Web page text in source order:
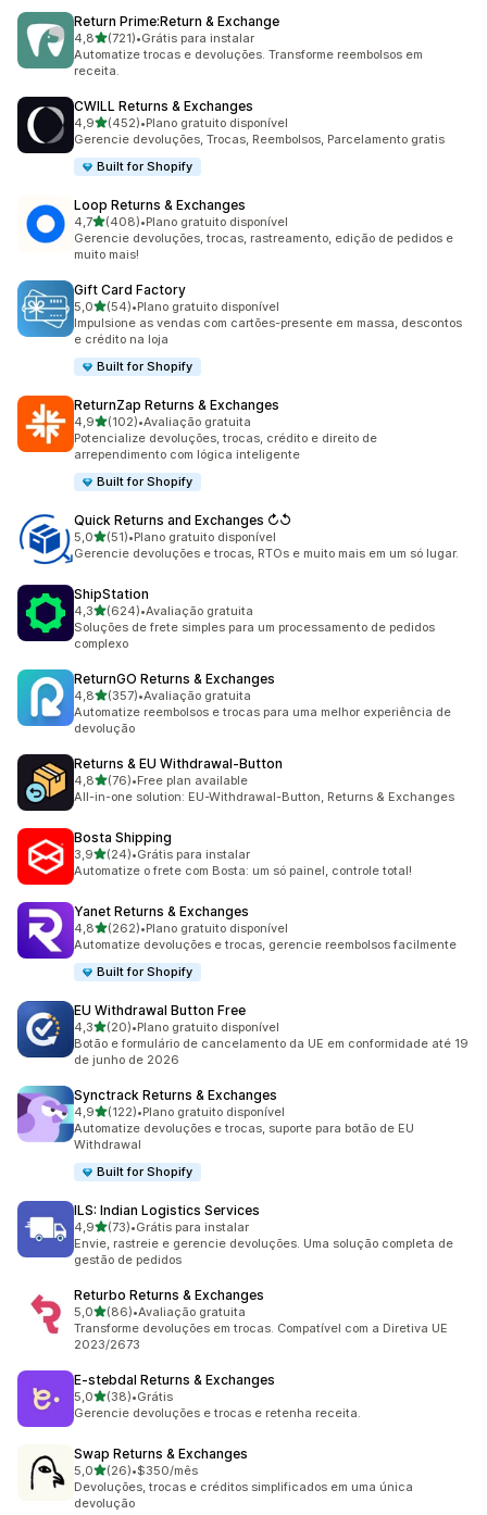
Return Prime:Return & Exchange
4,8de 5 estrelas
(721)
721 avaliações ao todo
•Grátis para instalar
Automatize trocas e devoluções. Transforme reembolsos em
receita.
CWILL Returns & Exchanges
4,9de 5 estrelas
(452)
452 avaliações ao todo
•Plano gratuito disponível
Gerencie devoluções, Trocas, Reembolsos, Parcelamento gratis
Built for Shopify
Loop Returns & Exchanges
4,7de 5 estrelas
(408)
408 avaliações ao todo
•Plano gratuito disponível
Gerencie devoluções, trocas, rastreamento, edição de pedidos e
muito mais!
Gift Card Factory
5,0de 5 estrelas
(54)
54 avaliações ao todo
•Plano gratuito disponível
Impulsione as vendas com cartões-presente em massa, descontos
e crédito na loja
Built for Shopify
ReturnZap Returns & Exchanges
4,9de 5 estrelas
(102)
102 avaliações ao todo
•Avaliação gratuita
Potencialize devoluções, trocas, crédito e direito de
arrependimento com lógica inteligente
Built for Shopify
Quick Returns and Exchanges ↻↺
5,0de 5 estrelas
(51)
51 avaliações ao todo
•Plano gratuito disponível
Gerencie devoluções e trocas, RTOs e muito mais em um só lugar.
ShipStation
4,3de 5 estrelas
(624)
624 avaliações ao todo
•Avaliação gratuita
Soluções de frete simples para um processamento de pedidos
complexo
ReturnGO Returns & Exchanges
4,8de 5 estrelas
(357)
357 avaliações ao todo
•Avaliação gratuita
Automatize reembolsos e trocas para uma melhor experiência de
devolução
Returns & EU Withdrawal‑Button
4,8de 5 estrelas
(76)
76 avaliações ao todo
•Free plan available
All-in-one solution: EU-Withdrawal-Button, Returns & Exchanges
Bosta Shipping
3,9de 5 estrelas
(24)
24 avaliações ao todo
•Grátis para instalar
Automatize o frete com Bosta: um só painel, controle total!
Yanet Returns & Exchanges
4,8de 5 estrelas
(262)
262 avaliações ao todo
•Plano gratuito disponível
Automatize devoluções e trocas, gerencie reembolsos facilmente
Built for Shopify
EU Withdrawal Button Free
4,3de 5 estrelas
(20)
20 avaliações ao todo
•Plano gratuito disponível
Botão e formulário de cancelamento da UE em conformidade até 19
de junho de 2026
Synctrack Returns & Exchanges
4,9de 5 estrelas
(122)
122 avaliações ao todo
•Plano gratuito disponível
Automatize devoluções e trocas, suporte para botão de EU
Withdrawal
Built for Shopify
ILS: Indian Logistics Services
4,9de 5 estrelas
(73)
73 avaliações ao todo
•Grátis para instalar
Envie, rastreie e gerencie devoluções. Uma solução completa de
gestão de pedidos
Returbo Returns & Exchanges
5,0de 5 estrelas
(86)
86 avaliações ao todo
•Avaliação gratuita
Transforme devoluções em trocas. Compatível com a Diretiva UE
2023/2673
E‑stebdal Returns & Exchanges
5,0de 5 estrelas
(38)
38 avaliações ao todo
•Grátis
Gerencie devoluções e trocas e retenha receita.
Swap Returns & Exchanges
5,0de 5 estrelas
(26)
26 avaliações ao todo
•$350/mês
Devoluções, trocas e créditos simplificados em uma única
devolução